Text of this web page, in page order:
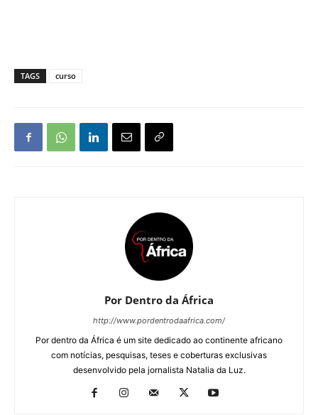
TAGS curso
Por Dentro da África
http://www.pordentrodaafrica.com/
Por dentro da África é um site dedicado ao continente africano
com notícias, pesquisas, teses e coberturas exclusivas
desenvolvido pela jornalista Natalia da Luz.